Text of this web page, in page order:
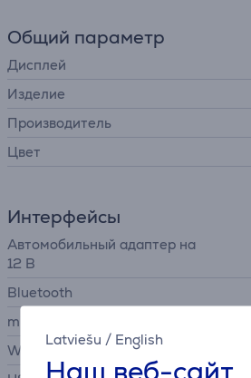
Latviešu / English
Наш веб-сайт
Общий параметр
Дисплей
Изделие
Производитель
Цвет
Интерфейсы
Автомобильный адаптер на
12 В
Bluetooth
micro USB
Wi-Fi